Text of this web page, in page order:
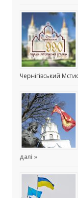
Чернігівський
далі »